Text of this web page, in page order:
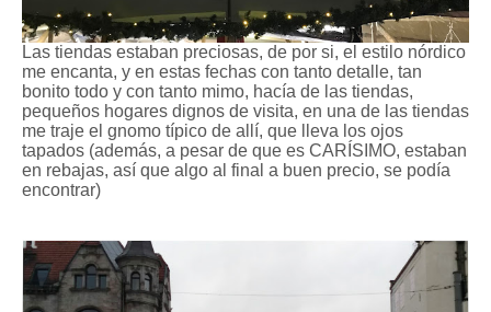
Las tiendas estaban preciosas, de por si, el estilo nórdico
me encanta, y en estas fechas con tanto detalle, tan
bonito todo y con tanto mimo, hacía de las tiendas,
pequeños hogares dignos de visita, en una de las tiendas
me traje el gnomo típico de allí, que lleva los ojos
tapados (además, a pesar de que es CARÍSIMO, estaban
en rebajas, así que algo al final a buen precio, se podía
encontrar)